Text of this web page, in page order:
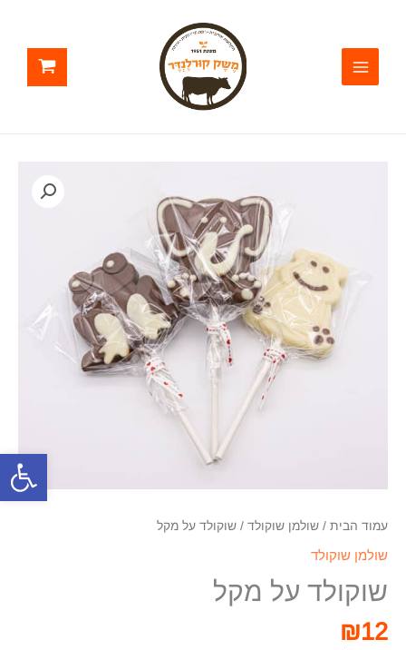
פתח
עמוד הבית / שולמן שוקולד / שוקולד על מקל
שולמן שוקולד
שוקולד על מקל
₪12